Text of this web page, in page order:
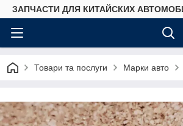
ЗАПЧАСТИ ДЛЯ КИТАЙСКИХ
Товари та послуги Марки авто